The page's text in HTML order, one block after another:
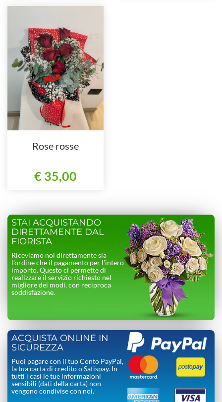
Rose rosse
€ 35,00
STAI ACQUISTANDO
DIRETTAMENTE DAL
FIORISTA
Riceviamo noi direttamente sia
l’ordine che il pagamento per l’intero
importo. Questo ci permette di
realizzare il servizio richiesto nel
migliore dei modi, con reciproca
soddisfazione.
ACQUISTA ONLINE IN
SICUREZZA
Puoi pagare con il tuo Conto PayPal,
la tua carta di credito o Satispay. In
tutti i casi le tue informazioni
sensibili (dati della carta) non
vengono condivise con noi.